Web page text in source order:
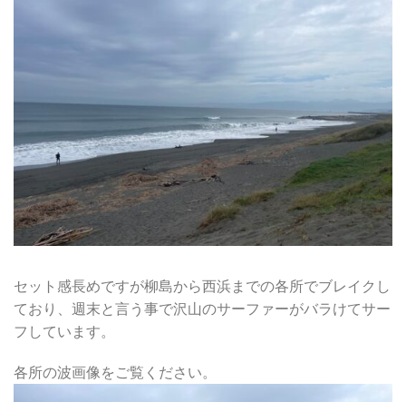
セット感長めですが柳島から西浜までの各所でブレイクし
ており、週末と言う事で沢山のサーファーがバラけてサー
フしています。
各所の波画像をご覧ください。